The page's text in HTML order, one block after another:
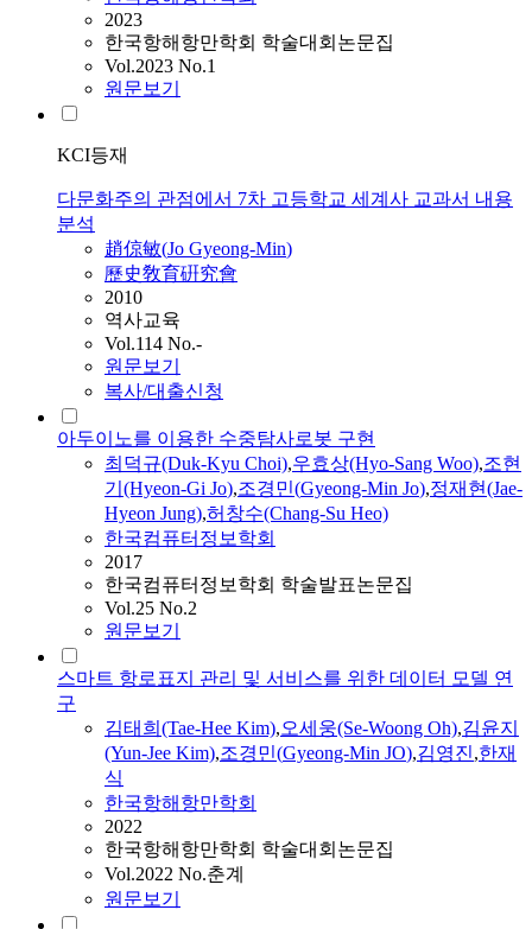
2023
한국항해항만학회 학술대회논문집
Vol.2023 No.1
원문보기
KCI등재
다문화주의 관점에서 7차 고등학교 세계사 교과서 내용
분석
趙倞敏(Jo Gyeong-Min)
歷史敎育硏究會
2010
역사교육
Vol.114 No.-
원문보기
복사/대출신청
아두이노를 이용한 수중탐사로봇 구현
최덕규(Duk-Kyu Choi),우효상(Hyo-Sang Woo),조현
기(Hyeon-Gi Jo),조경민(Gyeong-Min Jo),정재현(Jae-
Hyeon Jung),허창수(Chang-Su Heo)
한국컴퓨터정보학회
2017
한국컴퓨터정보학회 학술발표논문집
Vol.25 No.2
원문보기
스마트 항로표지 관리 및 서비스를 위한 데이터 모델 연
구
김태희(Tae-Hee Kim),오세웅(Se-Woong Oh),김윤지
(Yun-Jee Kim),조경민(Gyeong-Min JO),김영진,한재
식
한국항해항만학회
2022
한국항해항만학회 학술대회논문집
Vol.2022 No.춘계
원문보기